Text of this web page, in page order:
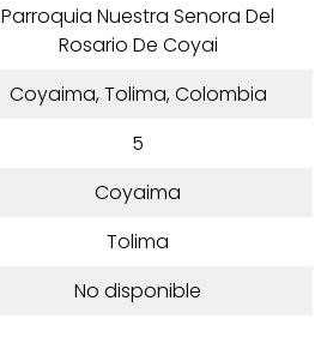
Parroquia Nuestra Senora Del
Rosario De Coyai
Coyaima, Tolima, Colombia
5
Coyaima
Tolima
No disponible